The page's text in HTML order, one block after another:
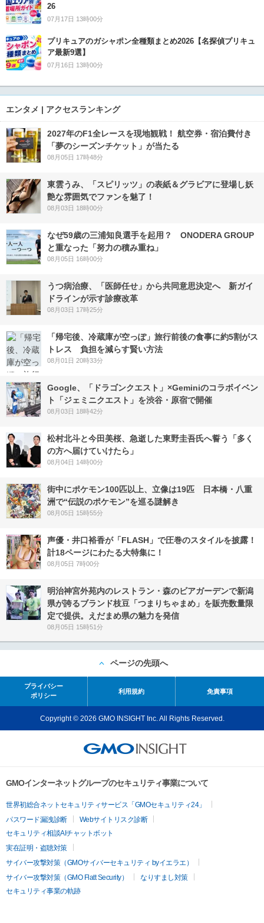
26
07月17日 13時00分
プリキュアのガシャポン全種類まとめ2026【名探偵プリキュ
ア最新9選】
07月16日 13時00分
エンタメ | アクセスランキング
2027年のF1全レースを現地観戦！ 航空券・宿泊費付き
「夢のシーズンチケット」が当たる
08月05日 17時48分
東雲うみ、「スピリッツ」の表紙＆グラビアに登場し妖
艶な雰囲気でファンを魅了！
08月03日 18時00分
なぜ59歳の三浦知良選手を起用？ ONODERA GROUP
と重なった「努力の積み重ね」
08月05日 16時00分
うつ病治療、「医師任せ」から共同意思決定へ 新ガイ
ドラインが示す診療改革
08月03日 17時25分
「帰宅後、冷蔵庫が空っぽ」旅行前後の食事に約5割がス
トレス 負担を減らす賢い方法
08月01日 20時33分
Google、「ドラゴンクエスト」×Geminiのコラボイベン
ト「ジェミニクエスト」を渋谷・原宿で開催
08月03日 18時42分
松村北斗と今田美桜、急逝した東野圭吾氏へ誓う「多く
の方へ届けていけたら」
08月04日 14時00分
街中にポケモン100匹以上、立像は19匹 日本橋・八重
洲で“伝説のポケモン”を巡る謎解き
08月05日 15時55分
声優・井口裕香が「FLASH」で圧巻のスタイルを披露！
計18ページにわたる大特集に！
08月05日 7時00分
明治神宮外苑内のレストラン・森のビアガーデンで新潟
県が誇るブランド枝豆「つまりちゃまめ」を販売数量限
定で提供。えだまめ県の魅力を発信
08月05日 15時51分
ページの先頭へ
プライバシー
ポリシー
利用規約 免責事項
Copyright © 2026 GMO INSIGHT Inc. All Rights Reserved.
GMOインターネットグループのセキュリティ事業について
世界初総合ネットセキュリティサービス「GMOセキュリティ24」
パスワード漏洩診断
Webサイトリスク診断
セキュリティ相談AIチャットボット
実在証明・盗聴対策
サイバー攻撃対策（GMOサイバーセキュリティ byイエラエ）
サイバー攻撃対策（GMO Flatt Security）
なりすまし対策
セキュリティ事業の軌跡